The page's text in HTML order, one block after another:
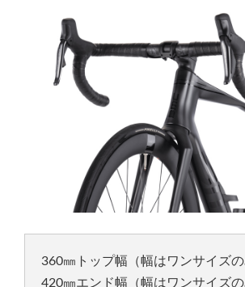
360㎜トップ幅（幅はワンサイズの
420㎜エンド幅（幅はワンサイズの